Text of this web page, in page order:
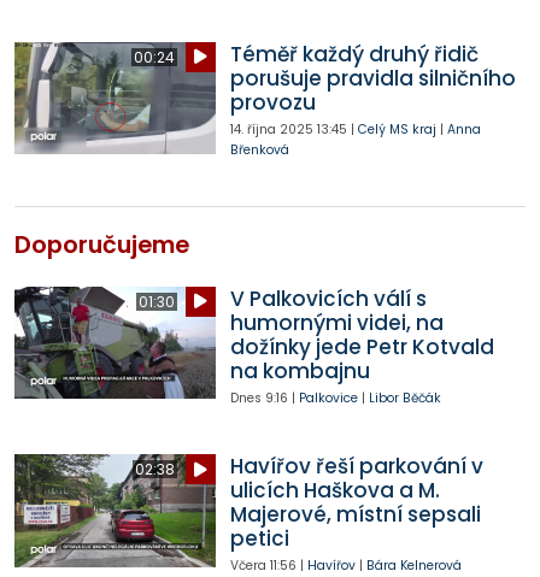
00:24
Téměř každý druhý řidič
porušuje pravidla silničního
provozu
14. října 2025 13:45 | Celý MS kraj | Anna
Břenková
Doporučujeme
01:30
V Palkovicích válí s
humornými videi, na
dožínky jede Petr Kotvald
na kombajnu
Dnes 9:16 | Palkovice| Libor Běčák
02:38
Havířov řeší parkování v
ulicích Haškova a M.
Majerové, místní sepsali
petici
Včera 11:56 | Havířov| Bára Kelnerová